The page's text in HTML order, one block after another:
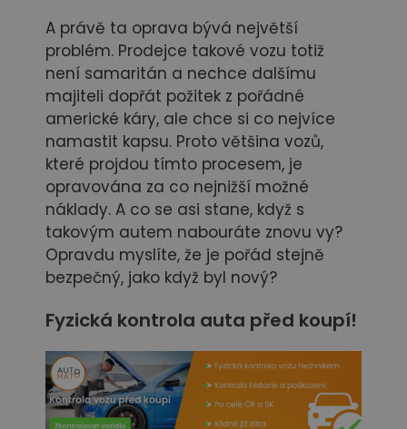
A právě ta oprava bývá největší
problém. Prodejce takové vozu totiž
není samaritán a nechce dalšímu
majiteli dopřát požitek z pořádné
americké káry, ale chce si co nejvíce
namastit kapsu. Proto většina vozů,
které projdou tímto procesem, je
opravována za co nejnižší možné
náklady. A co se asi stane, když s
takovým autem nabouráte znovu vy?
Opravdu myslíte, že je pořád stejně
bezpečný, jako když byl nový?
Fyzická kontrola auta před koupí!